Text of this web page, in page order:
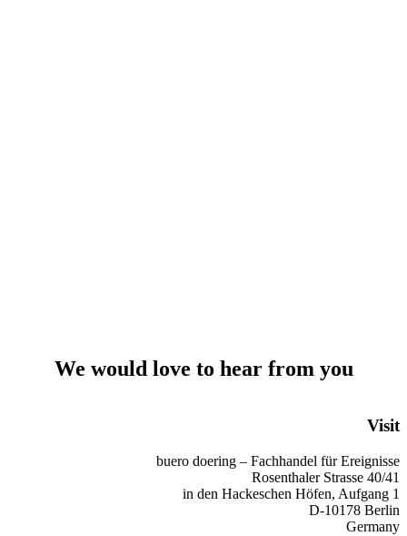
We would love to hear from you
Visit
buero doering – Fachhandel für Ereignisse
Rosenthaler Strasse 40/41
in den Hackeschen Höfen, Aufgang 1
D-10178 Berlin
Germany